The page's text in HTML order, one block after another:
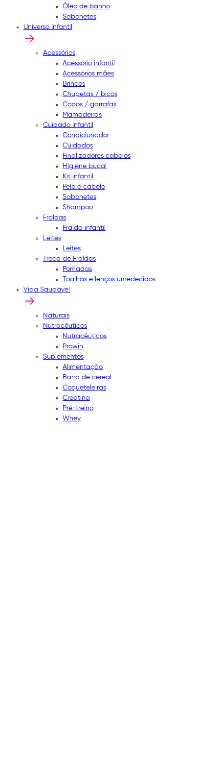
Óleo de banho
Sabonetes
Universo Infantil
Acessórios
Acessório infantil
Acessórios mães
Brincos
Chupetas / bicos
Copos / garrafas
Mamadeiras
Cuidado Infantil
Condicionador
Cuidados
Finalizadores cabelos
Higiene bucal
Kit infantil
Pele e cabelo
Sabonetes
Shampoo
Fraldas
Fralda infantil
Leites
Leites
Troca de Fraldas
Pomadas
Toalhas e lenços umedecidos
Vida Saudável
Naturais
Nutracêuticos
Nutracêuticos
Prowin
Suplementos
Alimentação
Barra de cereal
Coqueteleiras
Creatina
Pré-treino
Whey